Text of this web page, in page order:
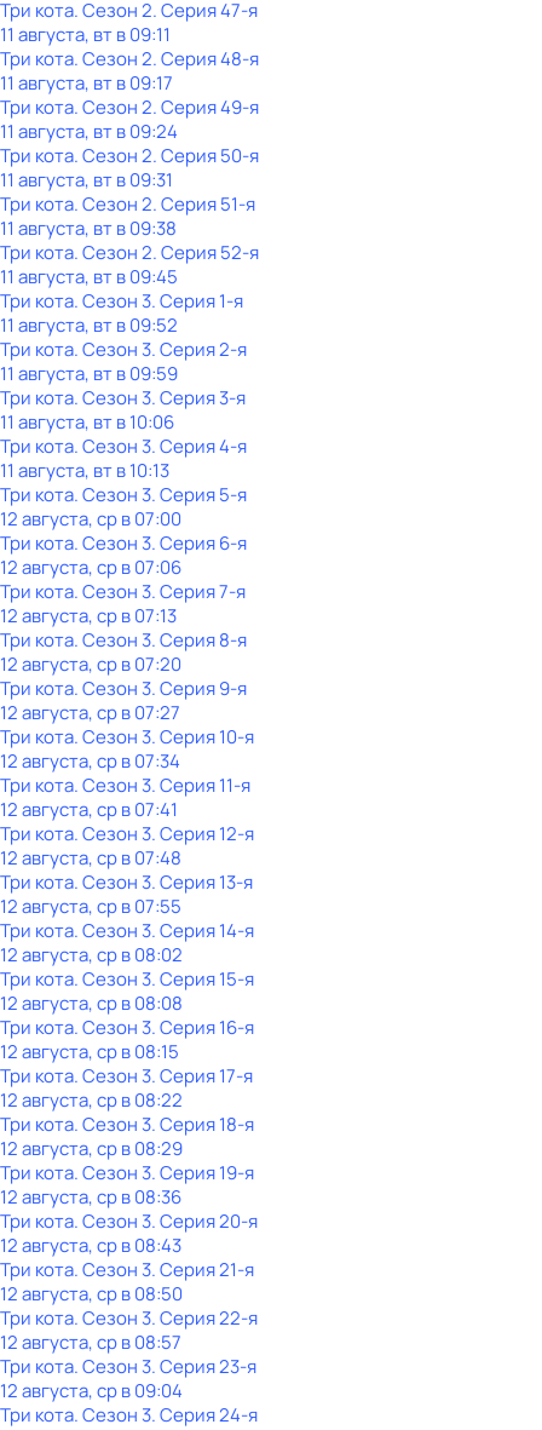
Три кота. Сезон 2. Серия 47-я
11 августа, вт в 09:11
Три кота. Сезон 2. Серия 48-я
11 августа, вт в 09:17
Три кота. Сезон 2. Серия 49-я
11 августа, вт в 09:24
Три кота. Сезон 2. Серия 50-я
11 августа, вт в 09:31
Три кота. Сезон 2. Серия 51-я
11 августа, вт в 09:38
Три кота. Сезон 2. Серия 52-я
11 августа, вт в 09:45
Три кота. Сезон 3. Серия 1-я
11 августа, вт в 09:52
Три кота. Сезон 3. Серия 2-я
11 августа, вт в 09:59
Три кота. Сезон 3. Серия 3-я
11 августа, вт в 10:06
Три кота. Сезон 3. Серия 4-я
11 августа, вт в 10:13
Три кота. Сезон 3. Серия 5-я
12 августа, ср в 07:00
Три кота. Сезон 3. Серия 6-я
12 августа, ср в 07:06
Три кота. Сезон 3. Серия 7-я
12 августа, ср в 07:13
Три кота. Сезон 3. Серия 8-я
12 августа, ср в 07:20
Три кота. Сезон 3. Серия 9-я
12 августа, ср в 07:27
Три кота. Сезон 3. Серия 10-я
12 августа, ср в 07:34
Три кота. Сезон 3. Серия 11-я
12 августа, ср в 07:41
Три кота. Сезон 3. Серия 12-я
12 августа, ср в 07:48
Три кота. Сезон 3. Серия 13-я
12 августа, ср в 07:55
Три кота. Сезон 3. Серия 14-я
12 августа, ср в 08:02
Три кота. Сезон 3. Серия 15-я
12 августа, ср в 08:08
Три кота. Сезон 3. Серия 16-я
12 августа, ср в 08:15
Три кота. Сезон 3. Серия 17-я
12 августа, ср в 08:22
Три кота. Сезон 3. Серия 18-я
12 августа, ср в 08:29
Три кота. Сезон 3. Серия 19-я
12 августа, ср в 08:36
Три кота. Сезон 3. Серия 20-я
12 августа, ср в 08:43
Три кота. Сезон 3. Серия 21-я
12 августа, ср в 08:50
Три кота. Сезон 3. Серия 22-я
12 августа, ср в 08:57
Три кота. Сезон 3. Серия 23-я
12 августа, ср в 09:04
Три кота. Сезон 3. Серия 24-я